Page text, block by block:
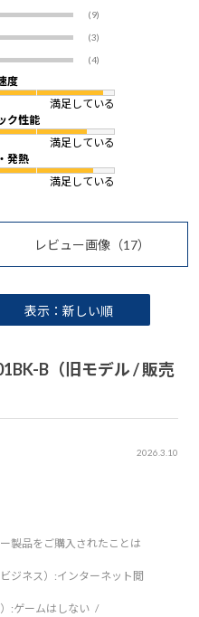
(9)
(3)
(4)
度
満足している
ク性能
満足している
発熱
満足している
レビュー画像 （17）
表示：新しい順
B（旧モデル / 販売
2026.3.10
製品をご購入されたことは
ジネス）:インターネット閲
:ゲームはしない